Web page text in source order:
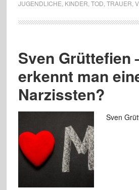
JUGENDLICHE KINDER TOD TRAUER
Sven Grüttefien
erkennt man
Narzissten?
Sven